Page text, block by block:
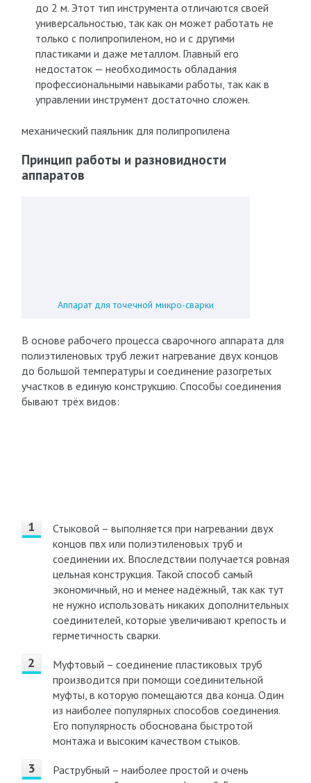
до 2 м. Этот тип инструмента отличаются своей
универсальностью, так как он может работать не
только с полипропиленом, но и с другими
пластиками и даже металлом. Главный его
недостаток — необходимость обладания
профессиональными навыками работы, так как в
управлении инструмент достаточно сложен.
механический паяльник для полипропилена
Принцип работы и разновидности
аппаратов
Аппарат для точечной микро-сварки
В основе рабочего процесса сварочного аппарата для
полиэтиленовых труб лежит нагревание двух концов
до большой температуры и соединение разогретых
участков в единую конструкцию. Способы соединения
бывают трёх видов:
Стыковой – выполняется при нагревании двух
концов пвх или полиэтиленовых труб и
соединении их. Впоследствии получается ровная
цельная конструкция. Такой способ самый
экономичный, но и менее надёжный, так как тут
не нужно использовать никаких дополнительных
соединителей, которые увеличивают крепость и
герметичность сварки.
Муфтовый – соединение пластиковых труб
производится при помощи соединительной
муфты, в которую помещаются два конца. Один
из наиболее популярных способов соединения.
Его популярность обоснована быстротой
монтажа и высоким качеством стыков.
Раструбный – наиболее простой и очень